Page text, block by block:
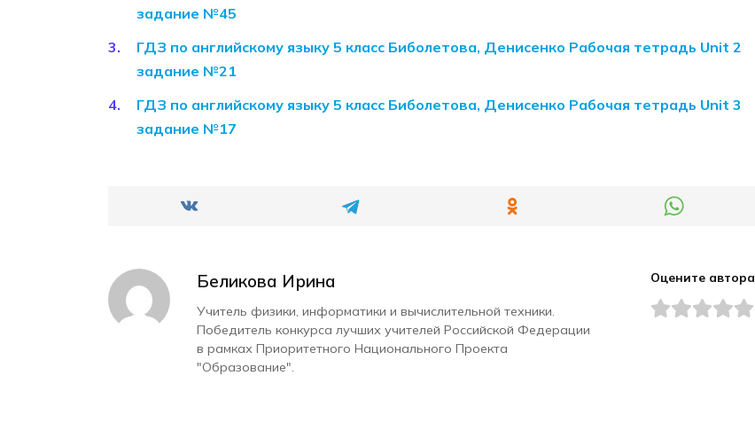
задание №45
ГДЗ по английскому языку 5 класс Биболетова, Денисенко Рабочая тетрадь Unit 2
задание №21
ГДЗ по английскому языку 5 класс Биболетова, Денисенко Рабочая тетрадь Unit 3
задание №17
Беликова Ирина
Учитель физики, информатики и вычислительной техники.
Победитель конкурса лучших учителей Российской Федерации
в рамках Приоритетного Национального Проекта
"Образование".
Оцените автора